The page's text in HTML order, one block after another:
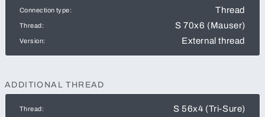
Connection type: Thread
Thread: S 70x6 (Mauser)
Version: External thread
ADDITIONAL THREAD
Thread: S 56x4 (Tri-Sure)